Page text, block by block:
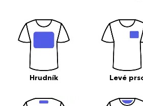
Hrudník Levé